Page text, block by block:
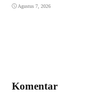
Agustus 7, 2026
Komentar